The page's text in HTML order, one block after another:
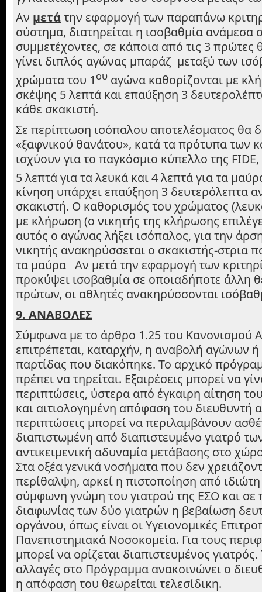
Αν μετάτην εφαρμογή των παραπάνω
σύστημα, διατηρείται η ισοβαθμία ανάμεσα
συμμετέχοντες, σε κάποια από τις 3 πρώτες
γίνει διπλός αγώνας μπαράζ μεταξύ των
χρώματα του 1 ου αγώνα καθορίζονται με
σκέψης 5 λεπτά και επαύξηση 3
κάθε σκακιστή.
Σε περίπτωση ισόπαλου αποτελέσματος θα
«ξαφνικού θανάτου», κατά τα πρότυπα των
ισχύουν για το παγκόσμιο κύπελλο της
5 λεπτά για τα λευκά και 4 λεπτά για τα
κίνηση υπάρχει επαύξηση 3 δευτερόλεπτα
σκακιστή. Ο καθορισμός του χρώματος
με κλήρωση (ο νικητής της κλήρωσης
αυτός ο αγώνας λήξει ισόπαλος, για την
νικητής ανακηρύσσεται ο σκακιστής-στρια
τα μαύρα Αν μετά την εφαρμογή των
προκύψει ισοβαθμία σε οποιαδήποτε άλλη
πρώτων, οι αθλητές ανακηρύσσονται
9. ΑΝΑΒΟΛΕΣ
Σύμφωνα με το άρθρο 1.25 του Κανονισμού
επιτρέπεται, καταρχήν, η αναβολή αγώνων ή
παρτίδας που διακόπηκε. Το αρχικό
πρέπει να τηρείται. Εξαιρέσεις μπορεί να
περιπτώσεις, ύστερα από έγκαιρη αίτηση
και αιτιολογημένη απόφαση του διευθυντή
περιπτώσεις μπορεί να περιλαμβάνουν
διαπιστωμένη από διαπιστευμένο γιατρό
αντικειμενική αδυναμία μετάβασης στο
Στα οξέα γενικά νοσήματα που δεν
περίθαλψη, αρκεί η πιστοποίηση από ιδιώτη
σύμφωνη γνώμη του γιατρού της ΕΣΟ και σε
διαφωνίας των δύο γιατρών η βεβαίωση
οργάνου, όπως είναι οι Υγειονομικές
Πανεπιστημιακά Νοσοκομεία. Για τους
μπορεί να ορίζεται διαπιστευμένος γιατρός.
αλλαγές στο Πρόγραμμα ανακοινώνει ο
η απόφαση του θεωρείται τελεσίδικη.